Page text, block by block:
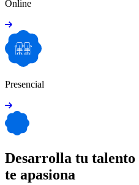
Online
Presencial
Desarrolla tu talento
te apasiona